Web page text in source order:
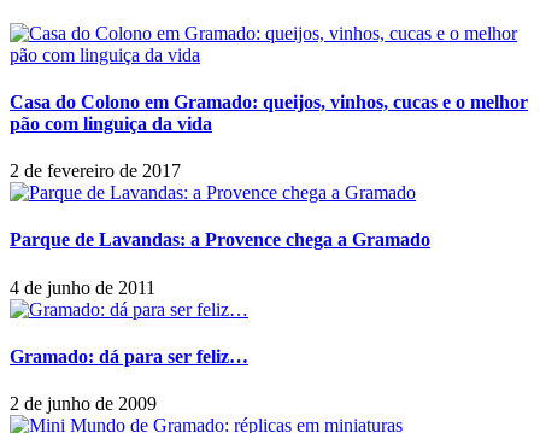
Casa do Colono em Gramado: queijos, vinhos, cucas e o melhor
pão com linguiça da vida
2 de fevereiro de 2017
Parque de Lavandas: a Provence chega a Gramado
4 de junho de 2011
Gramado: dá para ser feliz…
2 de junho de 2009